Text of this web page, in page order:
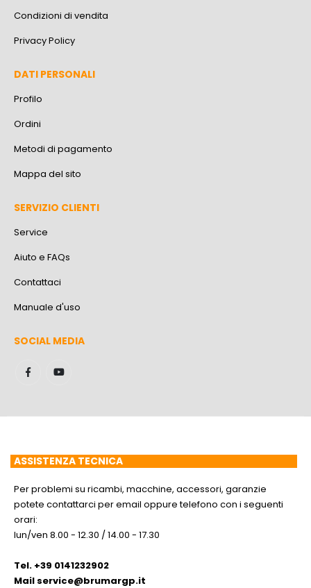
Condizioni di vendita
Privacy Policy
DATI PERSONALI
Profilo
Ordini
Metodi di pagamento
Mappa del sito
SERVIZIO CLIENTI
Service
Aiuto e FAQs
Contattaci
Manuale d'uso
SOCIAL MEDIA
ASSISTENZA TECNICA
Per problemi su ricambi, macchine, accessori, garanzie
potete contattarci per email oppure telefono con i seguenti
orari:
lun/ven 8.00 - 12.30 / 14.00 - 17.30
Tel. +39 0141232902
Mail service@brumargp.it